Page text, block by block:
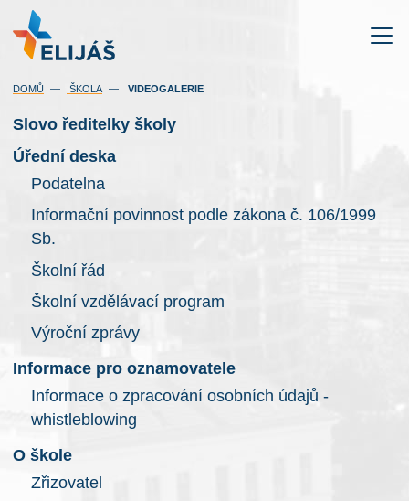
DOMŮ ŠKOLA VIDEOGALERIE(AKTUÁLNÍ)
Slovo ředitelky školy
Úřední deska
Podatelna
Informační povinnost podle zákona č. 106/1999
Sb.
Školní řád
Školní vzdělávací program
Výroční zprávy
Informace pro oznamovatele
Informace o zpracování osobních údajů -
whistleblowing
O škole
Zřizovatel